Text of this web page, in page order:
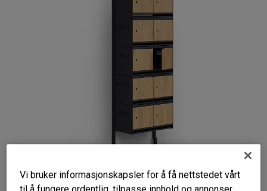
Vi bruker informasjonskapsler for å få nettstedet vårt